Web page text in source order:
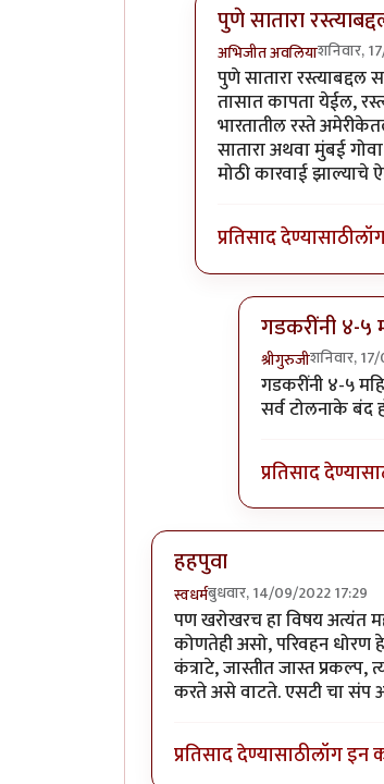
पुणे सातारा
अभिजीत अवलियाशनिवार,
In reply toगडकरी
पुणे सातारा
तासात कापता येईल,
भारतातील रस्ते
सातारा अथवा मुंबई
मोठी कारवाई झाल्याचे
प्रतिसाद देण्यासाठी
गडकरींनी ४-५
श्रीगुरुजीशनिवार,
In reply toपुणे
गडकरींनी ४-५
सर्व टोलनाके बंद
प्रतिसाद
हहपुवा
स्वधर्मबुधवार, 14/09/2022 17:29
पण खरोखरच हा विषय अत्यंत
कोणतेही असो, परिवहन धोरण
कंत्राटे, जास्तीत जास्त
करते असे वाटते. एसटी चा संप
प्रतिसाद देण्यासाठीलॉग इन